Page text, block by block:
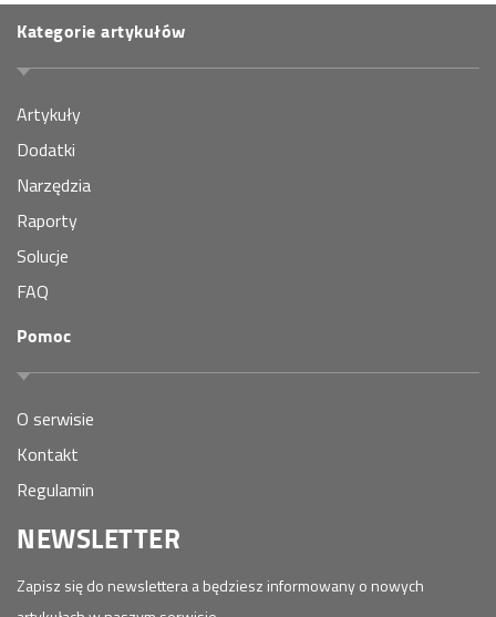
Kategorie artykułów
Artykuły
Dodatki
Narzędzia
Raporty
Solucje
FAQ
Pomoc
O serwisie
Kontakt
Regulamin
NEWSLETTER
Zapisz się do newslettera a będziesz informowany o nowych